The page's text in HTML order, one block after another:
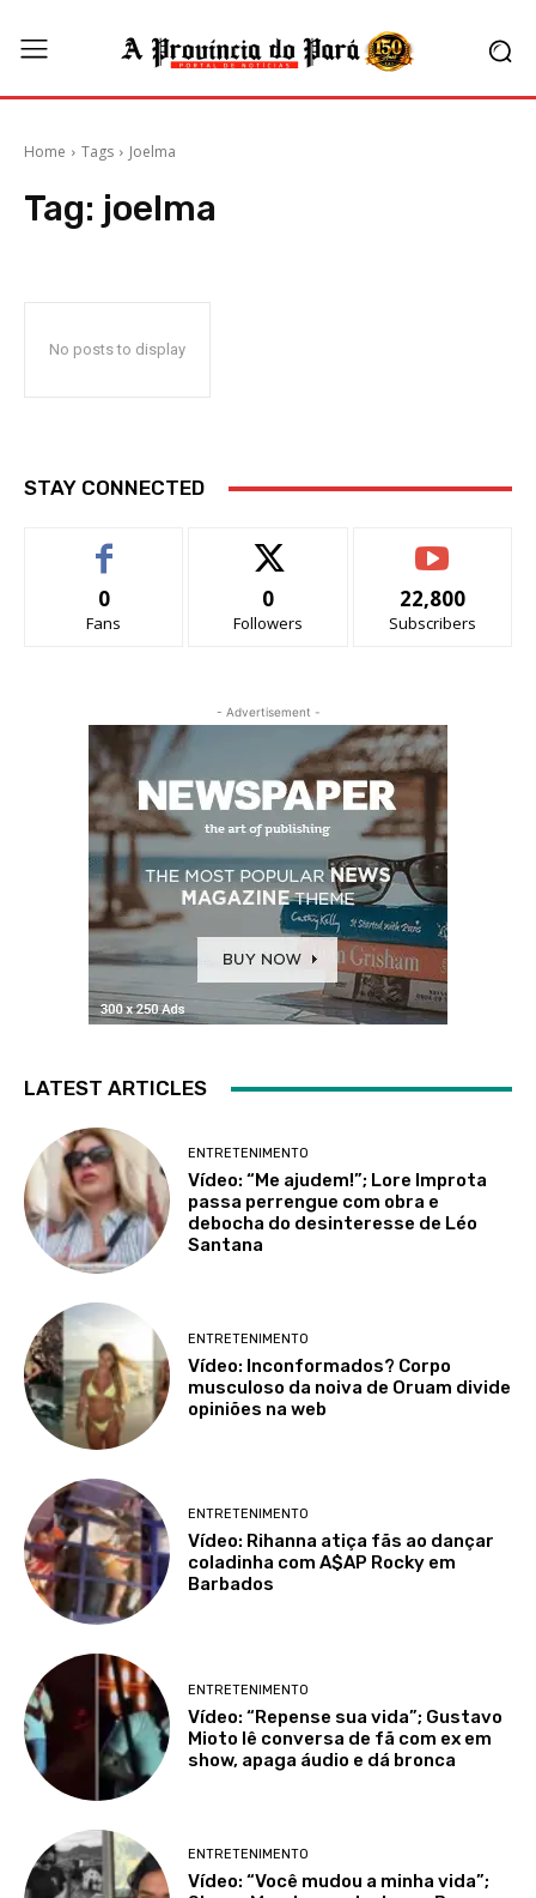
Home Tags Joelma
Tag: joelma
No posts to display
STAY CONNECTED
0
Fans
0
Followers
22,800
Subscribers
- Advertisement -
LATEST ARTICLES
ENTRETENIMENTO
Vídeo: “Me ajudem!”; Lore Improta
passa perrengue com obra e
debocha do desinteresse de Léo
Santana
ENTRETENIMENTO
Vídeo: Inconformados? Corpo
musculoso da noiva de Oruam divide
opiniões na web
ENTRETENIMENTO
Vídeo: Rihanna atiça fãs ao dançar
coladinha com A$AP Rocky em
Barbados
ENTRETENIMENTO
Vídeo: “Repense sua vida”; Gustavo
Mioto lê conversa de fã com ex em
show, apaga áudio e dá bronca
ENTRETENIMENTO
Vídeo: “Você mudou a minha vida”;